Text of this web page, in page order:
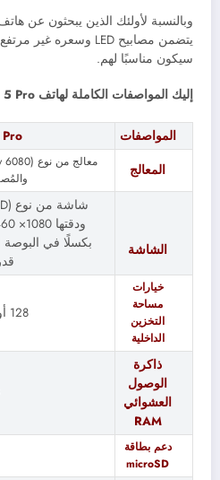
وبالنسبة لأولئك الذين يبحثون عن
سيكون مناسبًا لهم.
إليك المواصفات الكاملة لهاتف Tecno Pova 5 Pro:
المواصفات
Pro
المعالج
والمُصنع
الشاشة
شاشة من نوع (
بكسلًا في
قدره
خيارات
مساحة
التخزين
الداخلية
128 أو 256
ذاكرة
الوصول
العشوائي
RAM
دعم بطاقة
microSD